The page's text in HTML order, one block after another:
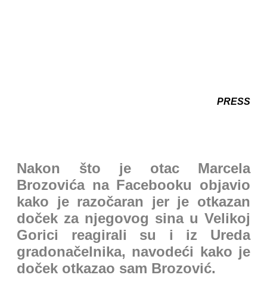
PRESS
Nakon što je otac Marcela
Brozovića na Facebooku objavio
kako je razočaran jer je otkazan
doček za njegovog sina u Velikoj
Gorici reagirali su i iz Ureda
gradonačelnika, navodeći kako je
doček otkazao sam Brozović.